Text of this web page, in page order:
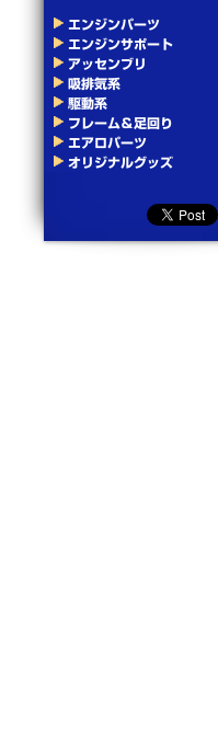
エンジンパーツ
エンジンサポート
アッセンブリ
吸排気系
駆動系
フレーム＆足回り
エアロパーツ
オリジナルグッズ